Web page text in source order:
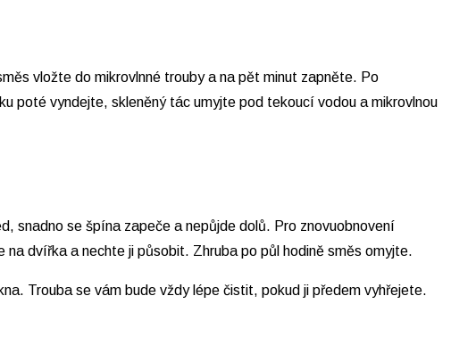
vložte do mikrovlnné trouby a na pět minut zapněte. Po
poté vyndejte, skleněný tác umyjte pod tekoucí vodou a mikrovlnou
snadno se špína zapeče a nepůjde dolů. Pro znovuobnovení
dvířka a nechte ji působit. Zhruba po půl hodině směs omyjte.
Trouba se vám bude vždy lépe čistit, pokud ji předem vyhřejete.